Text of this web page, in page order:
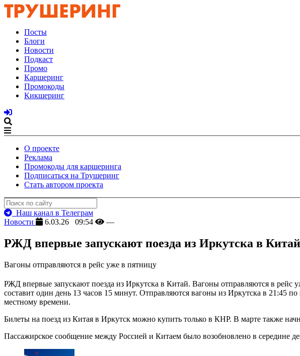
Посты
Блоги
Новости
Подкаст
Промо
Каршеринг
Промокоды
Кикшеринг
О проекте
Реклама
Промокоды для каршеринга
Подписаться на Трушеринг
Стать автором проекта
Наш канал в Телеграм
Новости
6.03.26 09:54 —
РЖД впервые запускают поезда из Иркутска в Китай
Вагоны отправляются в рейс уже в пятницу
РЖД впервые запускают поезда из Иркутска в Китай. Вагоны отправляются в рейс
составит один день 13 часов 15 минут. Отправляются вагоны из Иркутска в
местному времени.
Билеты на поезд из Китая в Иркутск можно купить только в КНР. В марте также
Пассажирское сообщение между Россией и Китаем было возобновлено в середине